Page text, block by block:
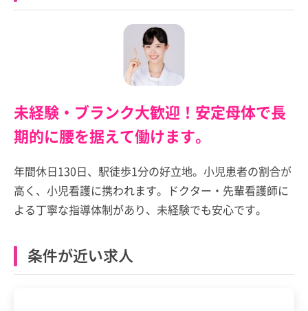
未経験・ブランク大歓迎！安定母体で長
期的に腰を据えて働けます。
年間休日130日、駅徒歩1分の好立地。小児患者の割合が
高く、小児看護に携われます。ドクター・先輩看護師に
よる丁寧な指導体制があり、未経験でも安心です。
条件が近い求人